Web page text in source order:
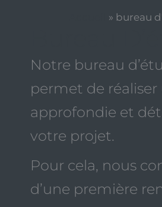
» bureau
Notre bureau
permet de
approfondie et
votre projet.
Pour cela, nous
d’une première